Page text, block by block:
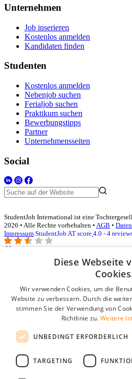
Unternehmen
Job inserieren
Kostenlos anmelden
Kandidaten finden
Studenten
Kostenlos anmelden
Nebenjob suchen
Ferialjob suchen
Praktikum suchen
Bewerbungstipps
Partner
Unternehmensseiten
Social
StudentJob International ist eine
2026 • Alle Rechte vorbehalten • AGB •
Impressum StudentJob AT score 4.0 - 4
Login für Unternehmen
E-Mail*
Passwort
Angemeldet bleiben
Passwort vergessen?
Kostenloses
Diese Webseite
Wir verwenden Cookies, um die
Website zu verbessern. Durch die
stimmen Sie der Verwendung von
Richtlinie zu. Weitere
UNBEDINGT ERFORDERLICH
TARGETING